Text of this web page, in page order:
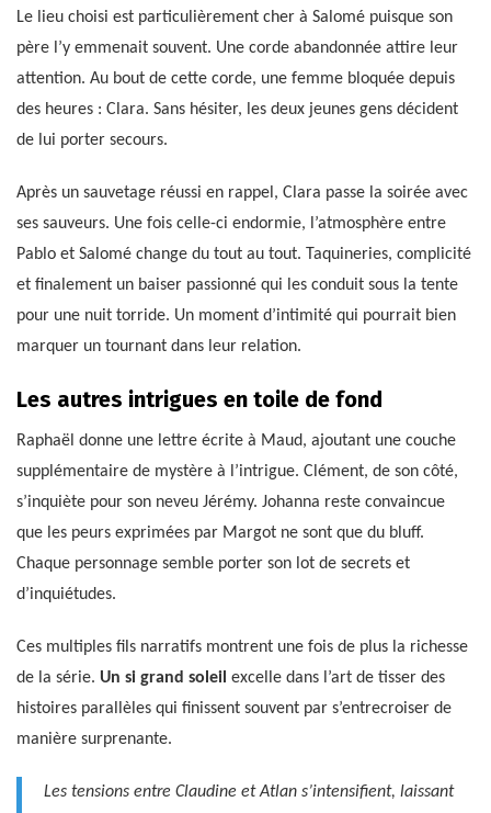
Le lieu choisi est particulièrement cher à Salomé puisque son
père l’y emmenait souvent. Une corde abandonnée attire leur
attention. Au bout de cette corde, une femme bloquée depuis
des heures : Clara. Sans hésiter, les deux jeunes gens décident
de lui porter secours.
Après un sauvetage réussi en rappel, Clara passe la soirée avec
ses sauveurs. Une fois celle-ci endormie, l’atmosphère entre
Pablo et Salomé change du tout au tout. Taquineries, complicité
et finalement un baiser passionné qui les conduit sous la tente
pour une nuit torride. Un moment d’intimité qui pourrait bien
marquer un tournant dans leur relation.
Les autres intrigues en toile de fond
Raphaël donne une lettre écrite à Maud, ajoutant une couche
supplémentaire de mystère à l’intrigue. Clément, de son côté,
s’inquiète pour son neveu Jérémy. Johanna reste convaincue
que les peurs exprimées par Margot ne sont que du bluff.
Chaque personnage semble porter son lot de secrets et
d’inquiétudes.
Ces multiples fils narratifs montrent une fois de plus la richesse
de la série. Un si grand soleil excelle dans l’art de tisser des
histoires parallèles qui finissent souvent par s’entrecroiser de
manière surprenante.
Les tensions entre Claudine et Atlan s’intensifient, laissant